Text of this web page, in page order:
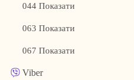
044 Показати
063 Показати
067 Показати
Viber